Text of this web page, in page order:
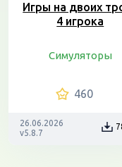
Игры на двоих
4 игрока
Симуляторы
460
26.06.2026
v5.8.7